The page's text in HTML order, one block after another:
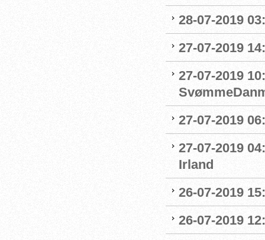
28-07-2019
27-07-2019
27-07-2019
27-07-2019
27-07-2019
Irland
26-07-2019
26-07-2019